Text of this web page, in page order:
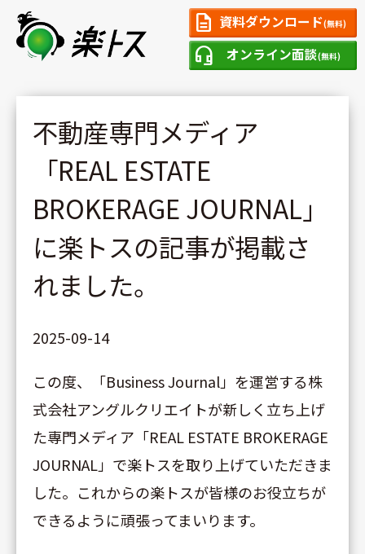
description 資料ダウンロード(無料)
headset_mic オンライン面談(無料)
不動産専門メディア
「REAL ESTATE
BROKERAGE JOURNAL」
に楽トスの記事が掲載さ
れました。
2025-09-14
この度、「Business Journal」を運営する株
式会社アングルクリエイトが新しく立ち上げ
た専門メディア「REAL ESTATE BROKERAGE
JOURNAL」で楽トスを取り上げていただきま
した。これからの楽トスが皆様のお役立ちが
できるように頑張ってまいります。